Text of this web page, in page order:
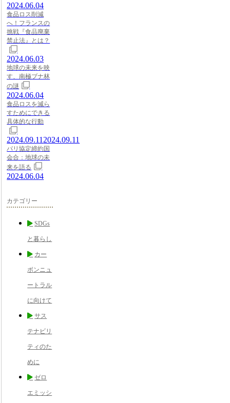
2024.06.04
食品ロス削減
へ！フランスの
挑戦『食品廃棄
禁止法』とは？
2024.06.03
地球の未来を映
す、南極ブナ林
の謎
2024.06.04
食品ロスを減ら
すためにできる
具体的な行動
2024.09.11 2024.09.11
パリ協定締約国
会合：地球の未
来を語る
2024.06.04
カテゴリー
SDGs
と暮らし
カー
ボンニュ
ートラル
に向けて
サス
テナビリ
ティのた
めに
ゼロ
エミッシ